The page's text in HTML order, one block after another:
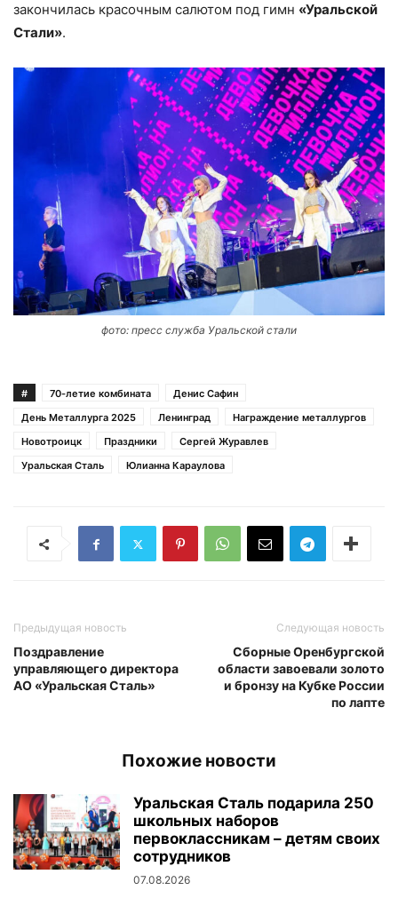
закончилась красочным салютом под гимн «Уральской
Стали».
фото: пресс служба Уральской стали
# 70-летие комбината
Денис Сафин
День Металлурга 2025
Ленинград
Награждение металлургов
Новотроицк
Праздники
Сергей Журавлев
Уральская Сталь
Юлианна Караулова
Предыдущая новость
Поздравление
управляющего директора
АО «Уральская Сталь»
Следующая новость
Сборные Оренбургской
области завоевали золото
и бронзу на Кубке России
по лапте
Похожие новости
Уральская Сталь подарила 250
школьных наборов
первоклассникам – детям своих
сотрудников
07.08.2026